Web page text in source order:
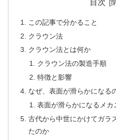
目次
この記事で分かること
クラウン法
クラウン法とは何か
クラウン法の製造手順
特徴と影響
なぜ、表面が滑らかになる
表面が滑らかになるメカ
古代から中世にかけてガラ
たのか